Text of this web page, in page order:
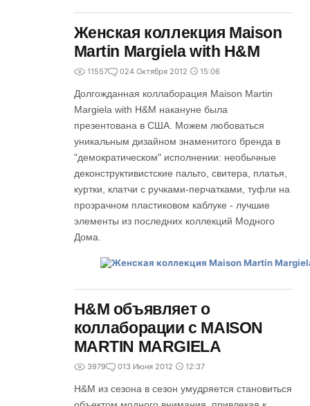
Женская коллекция Maison
Martin Margiela with H&M
11557 024 Октября 2012 15:06
Долгожданная коллаборация Maison Martin
Margiela with H&M накануне была
презентована в США. Можем любоваться
уникальным дизайном знаменитого бренда в
"демократическом" исполнении: необычные
деконструктивистские пальто, свитера, платья,
куртки, клатчи с ручками-перчатками, туфли на
прозрачном пластиковом каблуке - лучшие
элементы из последних коллекций Модного
Дома.
H&M объявляет о
коллаборации с MAISON
MARTIN MARGIELA
3979 013 Июня 2012 12:37
H&M из сезона в сезон умудряется становиться